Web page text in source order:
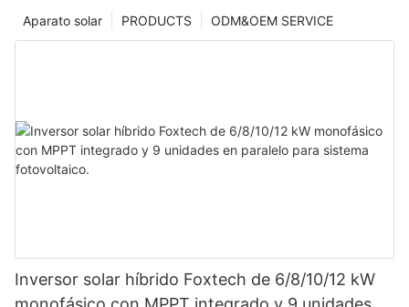
ODM&OEM SERVICE
PRODUCTS
Aparato solar
Inversor solar híbrido Foxtech de 6/8/10/12 kW